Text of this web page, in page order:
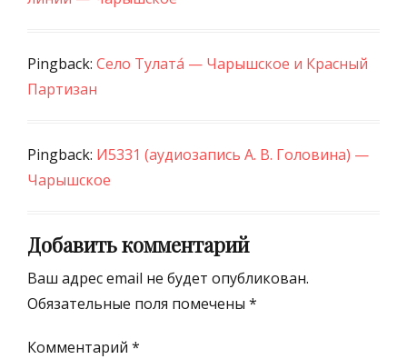
Pingback: Село Тулата́ — Чарышское и Красный
Партизан
Pingback: И5331 (аудиозапись А. В. Головина) —
Чарышское
Добавить комментарий
Ваш адрес email не будет опубликован.
Обязательные поля помечены *
Комментарий *